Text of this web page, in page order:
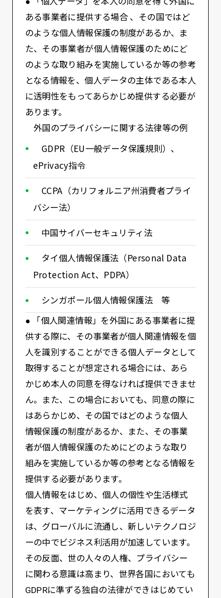
ある事業者に提供する場合 、その国ではど
のような個人情報保護の制度があるか、ま
た、その事業者が個人情報保護のためにど
のような取り組みを実施しているか等の参考
となる情報を、個人データの主体である本人
に透明性をもってあらかじめ提供する必要が
あります。
外国のプライバシーに関する法律等の例
GDPR（EU一般データ保護規則）、
ePrivacy指令
CCPA（カリフォルニア州消費者プライ
バシー法）
中国サイバーセキュリティ法
タイ個人情報保護法（Personal Data
Protection Act、PDPA）
シンガポール個人情報保護法 等
● 「個人関連情報」を外国にある事業者に提
供する際に、その事業者が個人関連情報を個
人を識別することができる個人データとして
取得することが想定される場合には、あら
かじめ本人の同意を得なければ提供できませ
ん。また、この場合においても、同意の際に
はあらかじめ、その国ではどのような個人
情報保護の制度があるか、また、その事業
者が個人情報保護のためにどのような取り
組みを実施しているか等の参考となる情報を
提供する必要があります。
個人情報をはじめ、個人の個性や生活様式
を表す、マーケティングに活用できるデータ
は、グローバルに流通し、新しいテクノロジ
ーの中でビジネス利活用が加速しています。
その反面、世の人々の人権、プライバシー
に関わる意識は高まり、世界各国においても
GDPRに準ずる独自の法律ができはじめてい